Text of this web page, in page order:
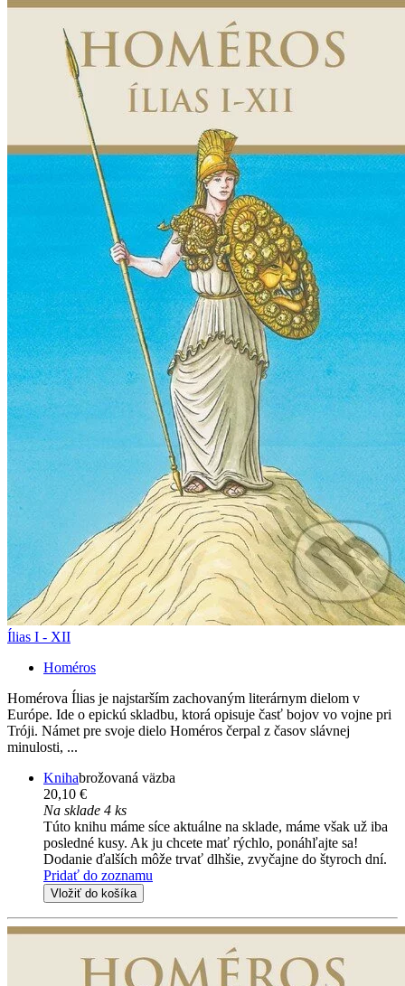
Ílias I - XII
Homéros
Homérova Ílias je najstarším zachovaným literárnym dielom v
Európe. Ide o epickú skladbu, ktorá opisuje časť bojov vo vojne pri
Tróji. Námet pre svoje dielo Homéros čerpal z časov slávnej
minulosti, ...
Knihabrožovaná väzba
20,10 €
Na sklade 4 ks
Túto knihu máme síce aktuálne na sklade, máme však už iba
posledné kusy. Ak ju chcete mať rýchlo, ponáhľajte sa!
Dodanie ďalších môže trvať dlhšie, zvyčajne do štyroch dní.
Pridať do zoznamu
Vložiť do košíka